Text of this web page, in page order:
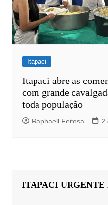
Itapaci
Itapaci abre as
com grande
toda população
Raphaell Feitosa 2
ITAPACI URGENTE